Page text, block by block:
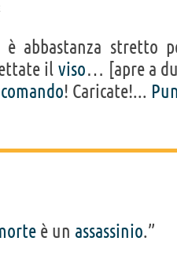
abbastanza stretto
il viso… [apre a
comando! Caricate!...
è un assassinio.”